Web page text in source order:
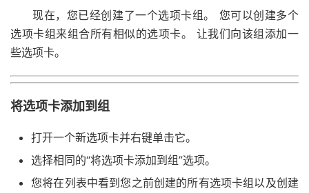
现在，您已经创建了一个选项卡组。 您可以创建多个
选项卡组来组合所有相似的选项卡。 让我们向该组添加一
些选项卡。
将选项卡添加到组
打开一个新选项卡并右键单击它。
选择相同的“将选项卡添加到组”选项。
您将在列表中看到您之前创建的所有选项卡组以及创建